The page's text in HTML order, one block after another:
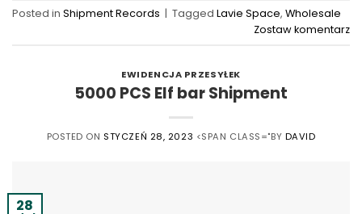
Posted in Shipment Records | Tagged Lavie Space, Wholesale
Zostaw komentarz
EWIDENCJA PRZESYŁEK
5000 PCS Elf bar Shipment
POSTED ON STYCZEŃ 28, 2023 <SPAN CLASS="BY DAVID
28